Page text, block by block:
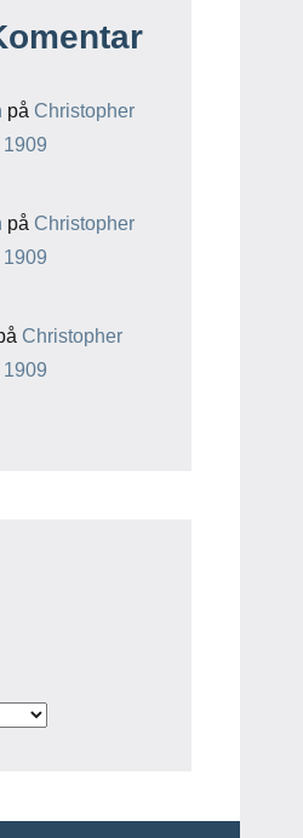
på Christopher
på Christopher
Christopher